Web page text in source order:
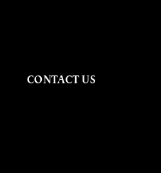
CONTACT US